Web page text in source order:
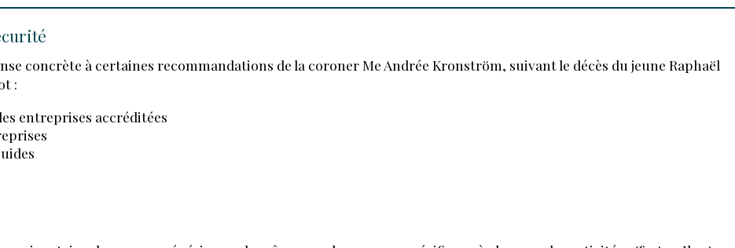
concrète à certaines recommandations de la coroner Me Andrée Kronström, suivant le décès du jeune Raphaël
:
entreprises accréditées